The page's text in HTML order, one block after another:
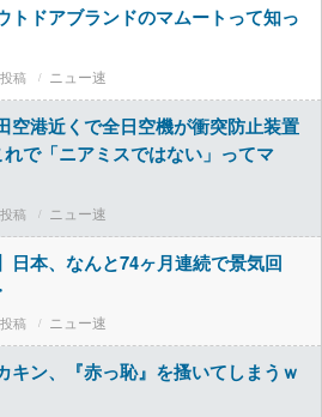
トドアブランドのマムートって知っ
ニュー速
空港近くで全日空機が衝突防止装置
で「ニアミスではない」ってマ
ニュー速
日本、なんと74ヶ月連続で景気回
ニュー速
キン、『赤っ恥』を搔いてしまうｗ